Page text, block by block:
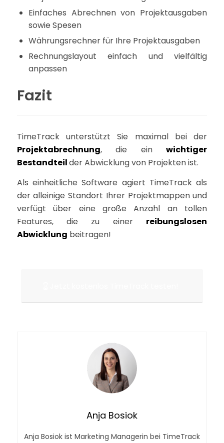
Einfaches Abrechnen von Projektausgaben
sowie Spesen
Währungsrechner für Ihre Projektausgaben
Rechnungslayout einfach und vielfältig
anpassen
Fazit
TimeTrack unterstützt Sie maximal bei der
Projektabrechnung, die einwichtiger
Bestandteilder Abwicklung von Projekten ist.
Als einheitliche Software agiert TimeTrack als
der alleinige Standort Ihrer Projektmappen und
verfügt über eine große Anzahl an tollen
Features, die zu einer reibungslosen
Abwicklung beitragen!
Anja Bosiok
Anja Bosiok ist Marketing Managerin bei TimeTrack